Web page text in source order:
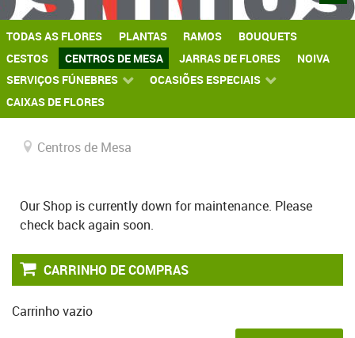
TODAS AS FLORES PLANTAS RAMOS
BOUQUETS
CESTOS
CENTROS DE MESA JARRAS DE FLORES
NOIVA
SERVIÇOS FÚNEBRES
OCASIÕES ESPECIAIS
CAIXAS DE FLORES
Centros de Mesa
Our Shop is currently down for maintenance. Please
check back again soon.
CARRINHO DE COMPRAS
Carrinho vazio